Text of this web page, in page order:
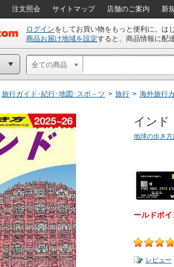
注文照会 サイトマップ 店舗のご案内 新
ログインをしてお買い物をもっと便利に。は
商品お届け地域を設定すると、商品情報に配
全ての商品
旅行ガイド･紀行･地図･スポ－ツ > 旅行 > 海外旅行
インド
地球の歩き
ールドポイ
レビュー